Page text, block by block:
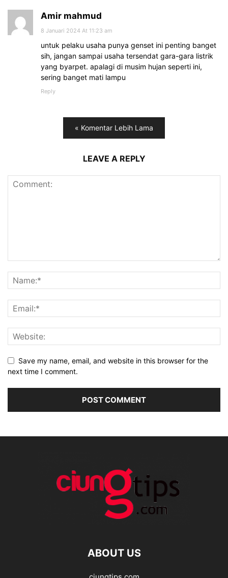
Amir mahmud
8 Januari 2024 At 11:23 am
untuk pelaku usaha punya genset ini penting banget
sih, jangan sampai usaha tersendat gara-gara listrik
yang byarpet. apalagi di musim hujan seperti ini,
sering banget mati lampu
Reply
« Komentar Lebih Lama
LEAVE A REPLY
Save my name, email, and website in this browser for the
next time I comment.
ABOUT US